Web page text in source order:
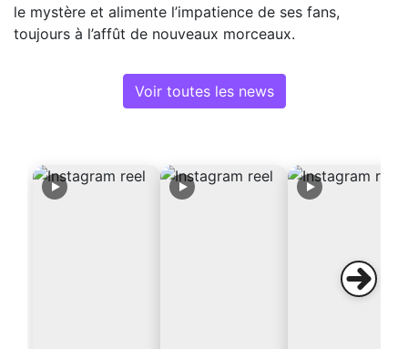
le mystère et alimente l’impatience de ses fans,
toujours à l’affût de nouveaux morceaux.
Voir toutes les news